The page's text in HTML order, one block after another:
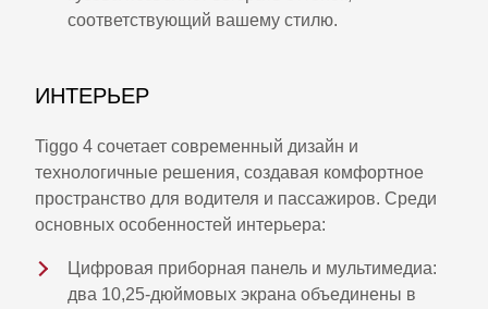
соответствующий вашему стилю.
ИНТЕРЬЕР
Tiggo 4 сочетает современный дизайн и
технологичные решения, создавая комфортное
пространство для водителя и пассажиров. Среди
основных особенностей интерьера:
Цифровая приборная панель и мультимедиа:
два 10,25-дюймовых экрана объединены в